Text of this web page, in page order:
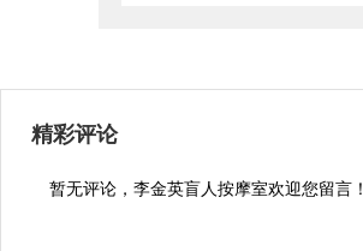
精彩评论
暂无评论，李金英盲人按摩室欢迎您留言！